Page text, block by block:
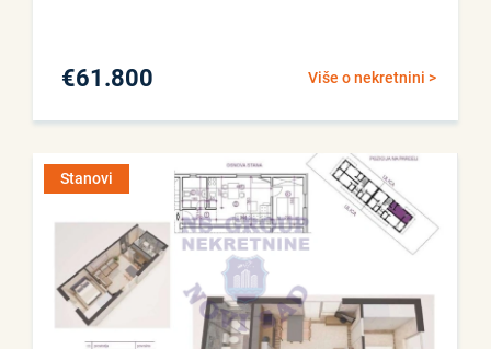
Više o nekretnini >
€61.800
Stanovi